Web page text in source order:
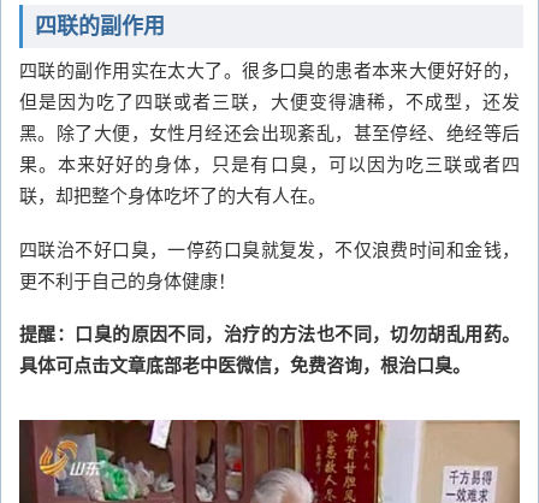
四联的副作用
四联的副作用实在太大了。很多口臭的患者本来大便好好的，
但是因为吃了四联或者三联，大便变得溏稀，不成型，还发
黑。除了大便，女性月经还会出现紊乱，甚至停经、绝经等后
果。本来好好的身体，只是有口臭，可以因为吃三联或者四
联，却把整个身体吃坏了的大有人在。
四联治不好口臭，一停药口臭就复发，不仅浪费时间和金钱，
更不利于自己的身体健康！
提醒：口臭的原因不同，治疗的方法也不同，切勿胡乱用药。
具体可点击文章底部老中医微信，免费咨询，根治口臭。